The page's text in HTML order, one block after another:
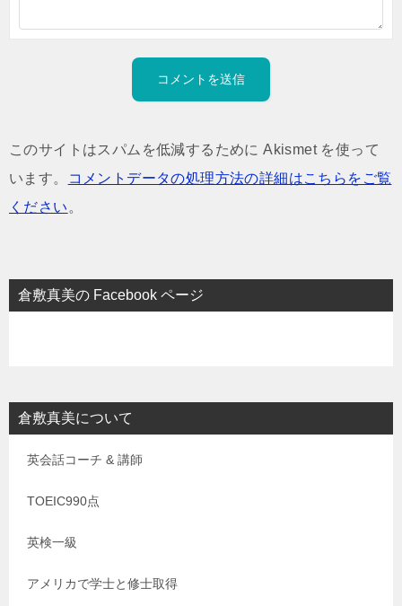
このサイトはスパムを低減するために Akismet を使って
います。
コメントデータの処理方法の詳細はこちらをご覧
ください 。
倉敷真美の Facebook ページ
倉敷真美について
英会話コーチ & 講師
TOEIC990点
英検一級
アメリカで学士と修士取得